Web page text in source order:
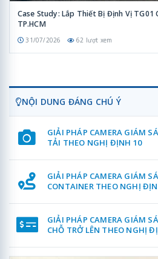
Case Study: Lắp Thiết Bị Định Vị TG01
TP.HCM
31/07/2026 62 lượt xem
NỘI DUNG ĐÁNG CHÚ Ý
GIẢI PHÁP CAMERA GIÁM
TẢI THEO NGHỊ ĐỊNH 10
GIẢI PHÁP CAMERA GIÁM
CONTAINER THEO NGHỊ
GIẢI PHÁP CAMERA GIÁM
CHỖ TRỞ LÊN THEO NGHỊ